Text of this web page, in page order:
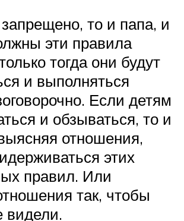
то и папа, и
эти правила
тогда они будут
и выполняться
Если детям
и обзываться, то и
отношения,
этих
правил. Или
так, чтобы
видели.